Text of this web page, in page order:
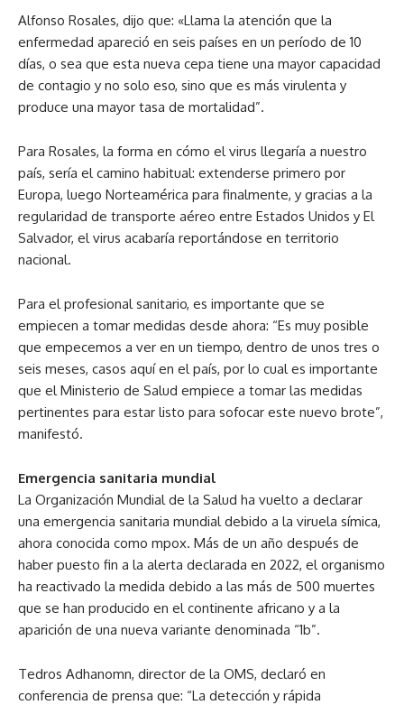
Alfonso Rosales, dijo que: «Llama la atención que la
enfermedad apareció en seis países en un período de 10
días, o sea que esta nueva cepa tiene una mayor capacidad
de contagio y no solo eso, sino que es más virulenta y
produce una mayor tasa de mortalidad”.
Para Rosales, la forma en cómo el virus llegaría a nuestro
país, sería el camino habitual: extenderse primero por
Europa, luego Norteamérica para finalmente, y gracias a la
regularidad de transporte aéreo entre Estados Unidos y El
Salvador, el virus acabaría reportándose en territorio
nacional.
Para el profesional sanitario, es importante que se
empiecen a tomar medidas desde ahora: “Es muy posible
que empecemos a ver en un tiempo, dentro de unos tres o
seis meses, casos aquí en el país, por lo cual es importante
que el Ministerio de Salud empiece a tomar las medidas
pertinentes para estar listo para sofocar este nuevo brote”,
manifestó.
Emergencia sanitaria mundial
La Organización Mundial de la Salud ha vuelto a declarar
una emergencia sanitaria mundial debido a la viruela símica,
ahora conocida como mpox. Más de un año después de
haber puesto fin a la alerta declarada en 2022, el organismo
ha reactivado la medida debido a las más de 500 muertes
que se han producido en el continente africano y a la
aparición de una nueva variante denominada “1b”.
Tedros Adhanomn, director de la OMS, declaró en
conferencia de prensa que: “La detección y rápida